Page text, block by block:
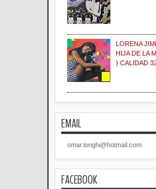
LORENA
HIJA DE LA
) CALIDAD
EMAIL
omar.longhi@hotmail.com
FACEBOOK